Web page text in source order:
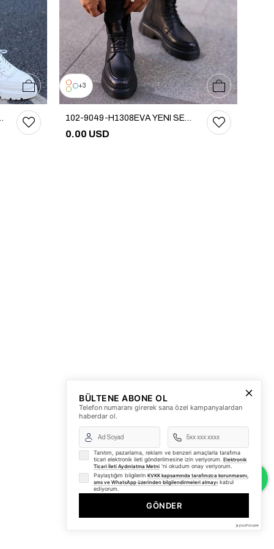
AYK
40414243 44 45 3
102-9049-H1308EVA YENI SEZON BOT
0.00 USD
3839404142
BÜLTENE ABONE OL
Telefon numaranı girerek sana özel kampanyalardan
haberdar ol.
Tanıtım, pazarlama, reklam ve benzeri amaçlarla tarafıma
ticari elektronik ileti gönderilmesine izin veriyorum. Elektronik
Ticari İleti Aydınlatma Metni 'ni okudum onay veriyorum.
Paylaştığım bilgilerin KVKK kapsamında tarafınızca korunmasını,
sms ve WhatsApp üzerinden bilgilendirmeleri almayı kabul
ediyorum.
GÖNDER